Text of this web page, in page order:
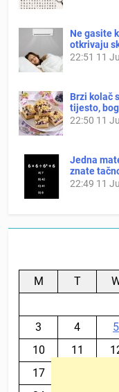
Ne gasite
otkrivaju
22:51 11
Brzi kolač
tijesto,
22:50 11
Jedna
znate
22:49 11
M T
3
4 5
10
11
17